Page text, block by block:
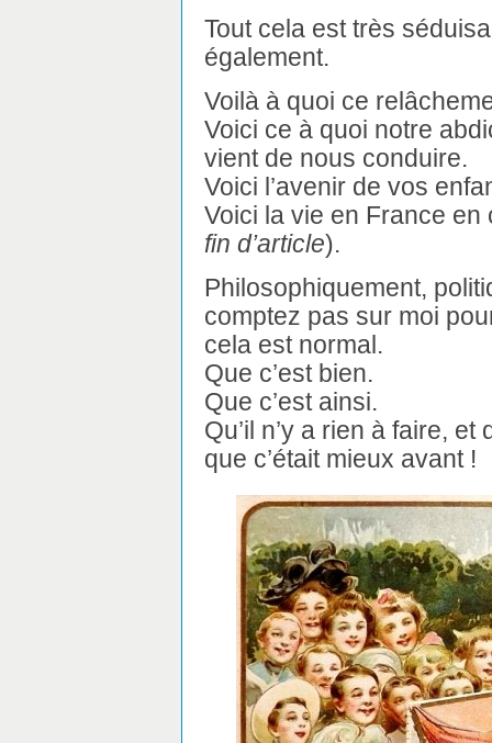
Tout cela est très
également.
Voilà à quoi ce
Voici ce à quoi notre
vient de nous conduire.
Voici l’avenir de vos
Voici la vie en France
fin d’article).
Philosophiquement,
comptez pas sur moi
cela est normal.
Que c’est bien.
Que c’est ainsi.
Qu’il n’y a rien à faire,
que c’était mieux avant !